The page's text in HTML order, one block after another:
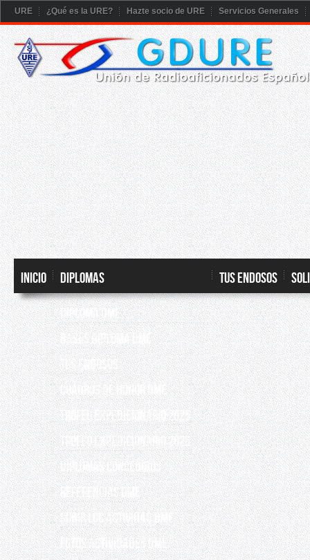
URE ¿Qué es la URE? Hazte socio de URE Servicios Generales
Inicio DIPLOMAS
DIPLOMA DME
BASES DIPLOMA DME
TUS ENDOSOS
CUADROS DE HONOR DME
TROFEO EXPEDICIONARIO 2025
TROFEO EXPEDICIONARIO 2026
DIPLOMAS CONCEDIDOS
REFERENCIAS DME
SUBIR LOG ACTIVIDAD DME
FOTOS ACTIVIDADES DME
TUS ENDOSOS